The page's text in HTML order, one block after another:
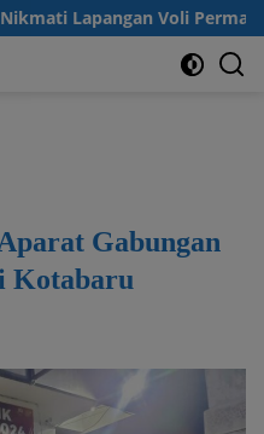
Voli Permanen
Gabungan
Kotabaru